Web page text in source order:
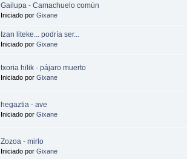
Gailupa - Camachuelo común
Iniciado por Gixane
Izan liteke... podría ser...
Iniciado por Gixane
txoria hilik - pájaro muerto
Iniciado por Gixane
hegaztia - ave
Iniciado por Gixane
Zozoa - mirlo
Iniciado por Gixane